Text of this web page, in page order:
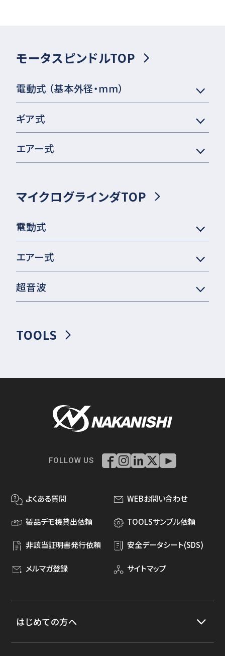
モータスピンドルTOP
電動式 （基本外径・mm）
ギア式
エアー式
マイクログラインダTOP
電動式
エアー式
超音波
TOOLS
FOLLOW US
よくある質問 WEBお問い合わせ
製品デモ機貸出依頼 TOOLSサンプル依頼
非該当証明書発行依頼 安全データシート(SDS)
メルマガ登録 サイトマップ
はじめての方へ